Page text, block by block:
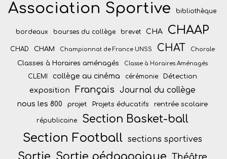
Association Sportive bibliothèque
bordeaux bourses du collège brevet CHA CHAAP
CHAD CHAM Championnat de France UNSS CHAT Chorale
Classes à Horaires aménagés Classe à Horaires Aménagés
CLEMI collège au cinéma cérémonie Détection
exposition Français Journal du collège
nous les 800 projet Projets éducatifs rentrée scolaire
républicaine Section Basket-ball
Section Football sections sportives
Sortie Sortie pédagogique